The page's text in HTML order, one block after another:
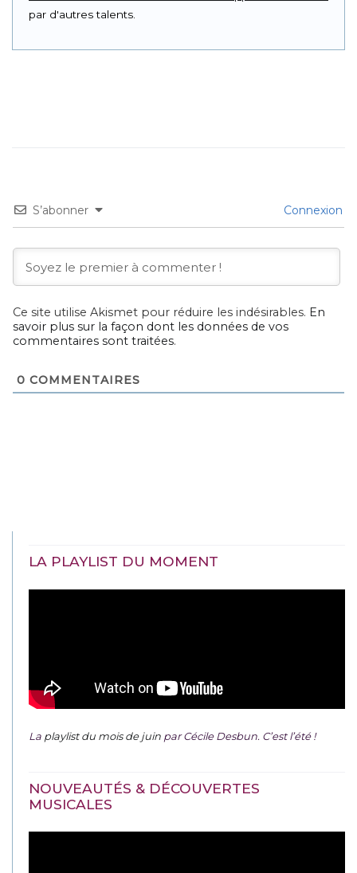
par d'autres talents.
S’abonner Connexion
Ce site utilise Akismet pour réduire les indésirables. En
savoir plus sur la façon dont les données de vos
commentaires sont traitées.
0 COMMENTAIRES
LA PLAYLIST DU MOMENT
La playlist du mois de juin par Cécile Desbun. C’est l’été !
NOUVEAUTÉS & DÉCOUVERTES
MUSICALES